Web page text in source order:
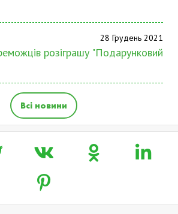
28 Грудень 2021
розіграшу "Подарунковий
Всі новини